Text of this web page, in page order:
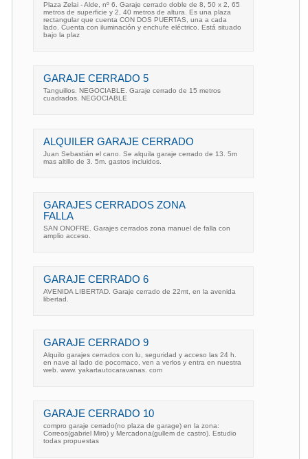
Plaza Zelai - Alde, nº 6. Garaje cerrado doble de 8, 50 x 2, 65
metros de superficie y 2, 40 metros de altura. Es una plaza
rectangular que cuenta CON DOS PUERTAS, una a cada
lado. Cuenta con iluminación y enchufe eléctrico. Está situado
bajo la plaz
GARAJE CERRADO 5
Tanguillos. NEGOCIABLE. Garaje cerrado de 15 metros
cuadrados. NEGOCIABLE
ALQUILER GARAJE CERRADO
Juan Sebastián el cano. Se alquila garaje cerrado de 13. 5m
mas altillo de 3. 5m. gastos incluidos.
GARAJES CERRADOS ZONA
FALLA
SAN ONOFRE. Garajes cerrados zona manuel de falla con
amplio acceso.
GARAJE CERRADO 6
AVENIDA LIBERTAD. Garaje cerrado de 22mt, en la avenida
libertad.
GARAJE CERRADO 9
Alquilo garajes cerrados con lu, seguridad y acceso las 24 h.
en nave al lado de pocomaco, ven a verlos y entra en nuestra
web. www. yakartautocaravanas. com
GARAJE CERRADO 10
compro garaje cerrado(no plaza de garage) en la zona:
Correos(gabriel Miro) y Mercadona(gullem de castro). Estudio
todas propuestas